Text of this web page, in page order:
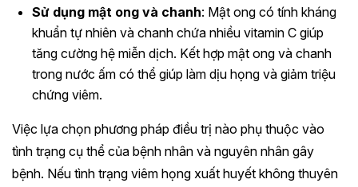
Sử dụng mật ong và chanh: Mật ong có tính kháng
khuẩn tự nhiên và chanh chứa nhiều vitamin C giúp
tăng cường hệ miễn dịch. Kết hợp mật ong và chanh
trong nước ấm có thể giúp làm dịu họng và giảm triệu
chứng viêm.
Việc lựa chọn phương pháp điều trị nào phụ thuộc vào
tình trạng cụ thể của bệnh nhân và nguyên nhân gây
bệnh. Nếu tình trạng viêm họng xuất huyết không thuyên